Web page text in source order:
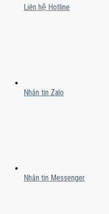
Liên hệ Hotline
Nhắn tin Zalo
Nhắn tin Messenger